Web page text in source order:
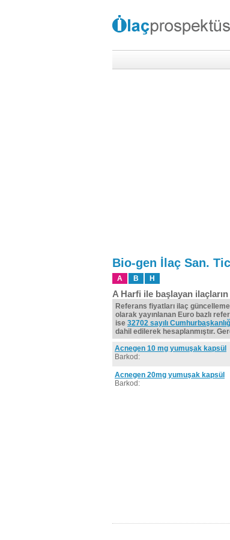
Bio-gen İlaç San.
A B H
A Harfi ile başlayan
Referans fiyatları ilaç
olarak yayınlanan Euro bazlı
ise 32702 sayılı
dahil edilerek hesaplanmıştır.
Acnegen 10 mg yumuşak kapsül
Barkod:
Acnegen 20mg yumuşak kapsül
Barkod: